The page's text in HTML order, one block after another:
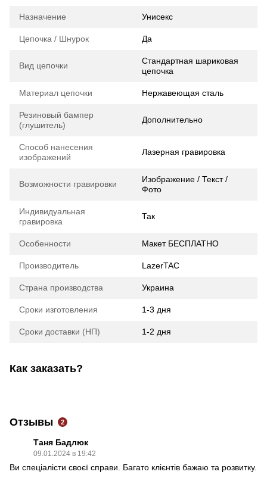
Назначение Унисекс
Цепочка / Шнурок Да
Вид цепочки
Стандартная шариковая
цепочка
Материал цепочки Нержавеющая сталь
Резиновый бампер
(глушитель)
Дополнительно
Способ нанесения
изображений
Лазерная гравировка
Возможности гравировки
Изображение / Текст /
Фото
Индивидуальная
гравировка
Так
Особенности Макет БЕСПЛАТНО
Производитель LazerTAC
Страна производства Украина
Сроки изготовления 1-3 дня
Сроки доставки (НП) 1-2 дня
Как заказать?
Отзывы 2
Таня Бадлюк
09.01.2024 в 19:42
Ви спеціалісти своєї справи. Багато клієнтів бажаю та розвитку.